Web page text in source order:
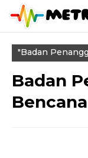
"Badan
Badan